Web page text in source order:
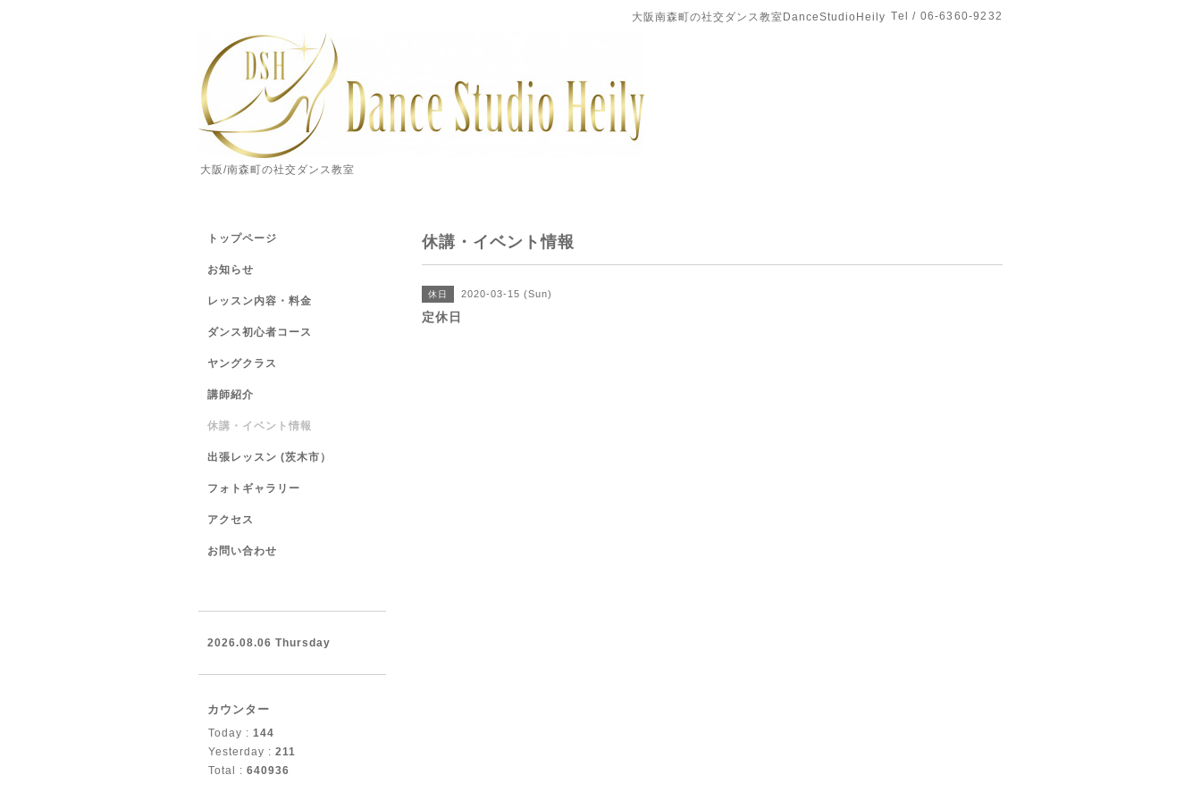
大阪南森町の社交ダンス教室DanceStudioHeily Tel / 06-6360-9232
大阪/南森町の社交ダンス教室
休講・イベント情報
休日 2020-03-15 (Sun)
定休日
トップページ
お知らせ
レッスン内容・料金
ダンス初心者コース
ヤングクラス
講師紹介
休講・イベント情報
出張レッスン (茨木市）
フォトギャラリー
アクセス
お問い合わせ
2026.08.06 Thursday
カウンター
Today : 144
Yesterday : 211
Total : 640936